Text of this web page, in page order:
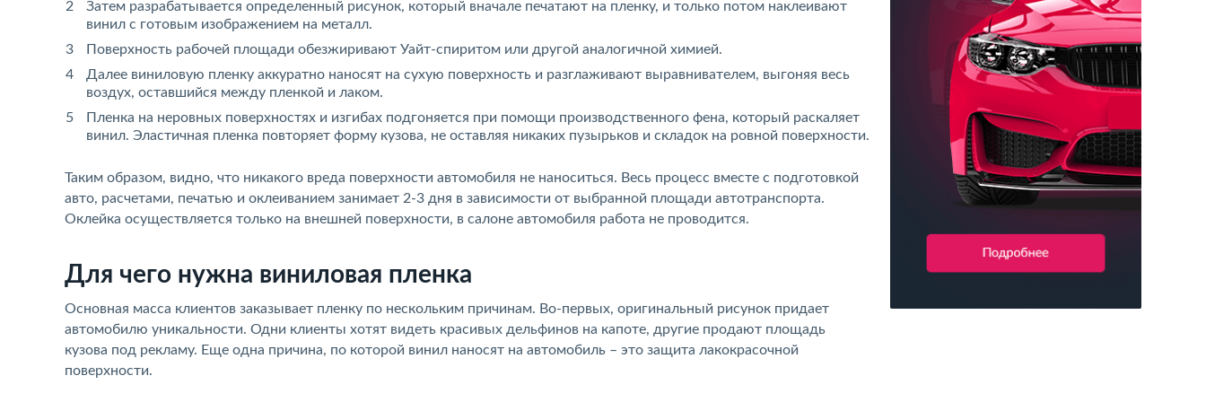
Затем разрабатывается определенный рисунок, который вначале печатают на пленку, и только потом наклеивают
винил с готовым изображением на металл.
Поверхность рабочей площади обезжиривают Уайт-спиритом или другой аналогичной химией.
Далее виниловую пленку аккуратно наносят на сухую поверхность и разглаживают выравнивателем, выгоняя весь
воздух, оставшийся между пленкой и лаком.
Пленка на неровных поверхностях и изгибах подгоняется при помощи производственного фена, который раскаляет
винил. Эластичная пленка повторяет форму кузова, не оставляя никаких пузырьков и складок на ровной поверхности.
Таким образом, видно, что никакого вреда поверхности автомобиля не наноситься. Весь процесс вместе с подготовкой
авто, расчетами, печатью и оклеиванием занимает 2-3 дня в зависимости от выбранной площади автотранспорта.
Оклейка осуществляется только на внешней поверхности, в салоне автомобиля работа не проводится.
Для чего нужна виниловая пленка
Основная масса клиентов заказывает пленку по нескольким причинам. Во-первых, оригинальный рисунок придает
автомобилю уникальности. Одни клиенты хотят видеть красивых дельфинов на капоте, другие продают площадь
кузова под рекламу. Еще одна причина, по которой винил наносят на автомобиль – это защита лакокрасочной
поверхности.